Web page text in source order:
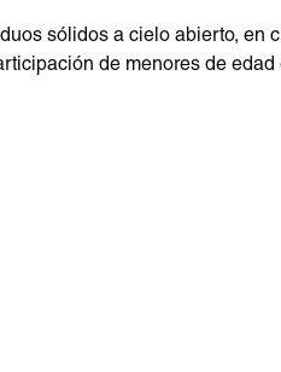
sólidos a cielo abierto, en
de menores de